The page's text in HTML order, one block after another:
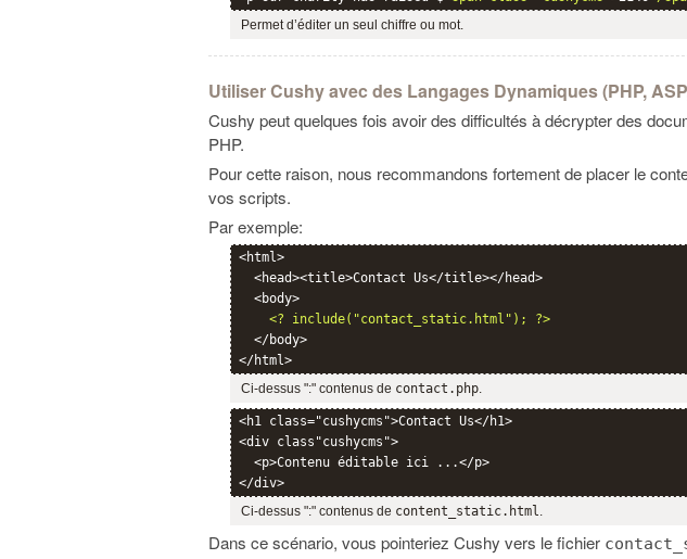
Permet d’éditer un seul chiffre ou mot.
Utiliser Cushy avec des Langages Dynamiques (PHP,
Cushy peut quelques fois avoir des difficultés à décrypter des
PHP.
Pour cette raison, nous recommandons fortement de placer le
vos scripts.
Par exemple:
<html>
  <head><title>Contact Us</title></head>
  <body>
<? include("contact_static.html"); ?>
  </body>
Ci-dessus ":" contenus de contact.php.
<h1 class="cushycms">Contact Us</h1>
<div class"cushycms">
  <p>Contenu éditable ici ...</p>
Ci-dessus ":" contenus de content_static.html.
Dans ce scénario, vous pointeriez Cushy vers le fichier